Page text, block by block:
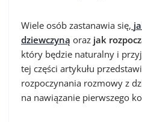
Wiele osób zastanawia się,
dziewczyną oraz jak
który będzie naturalny i
tej części artykułu
rozpoczynania rozmowy z
na nawiązanie pierwszego